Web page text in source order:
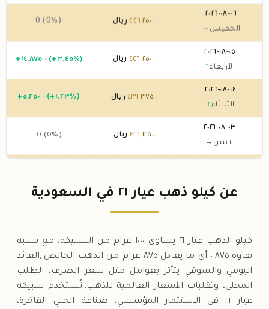
٠٦-٠٨-٢٠٢٦
الخميس →
٤٤٦,٢٥٠ ريال 0 (0%)
٠٥-٠٨-٢٠٢٦
الأربعاء↑
٤٤٦,٢٥٠ .٠٠ ريال + ١٤,٨٧٥ .٠٠ (+٣.٤٥%)
٠٤-٠٨-٢٠٢٦
الثلاثاء ↑
٤٣١,٣٧٥ .٠٠ ريال + ٥,٢٥٠ .٠٠ (+١.٢٣%)
٠٣-٠٨-٢٠٢٦
الاثنين →
٤٢٦,١٢٥ .٠٠ ريال 0 (0%)
٤٢٦,١٢٥.٠٠ ريال
عن كيلو ذهب عيار ٢١ في السعودية
كيلو الذهب عيار ٢١ يساوي ١٠٠٠ غرام من السبيكة، مع نسبة
نقاوة ٠.٨٧٥ أي ما يعادل ٨٧٥ غرام من الذهب الخالص.,العائد
اليومي والسوقي يتأثر بعوامل مثل سعر الصرف، الطلب
المحلي، وتقلبات الأسعار العالمية للذهب.,تُستخدم سبيكة
عيار ٢١ في الاستثمار المؤسسي، صناعة الحلي الفاخرة،